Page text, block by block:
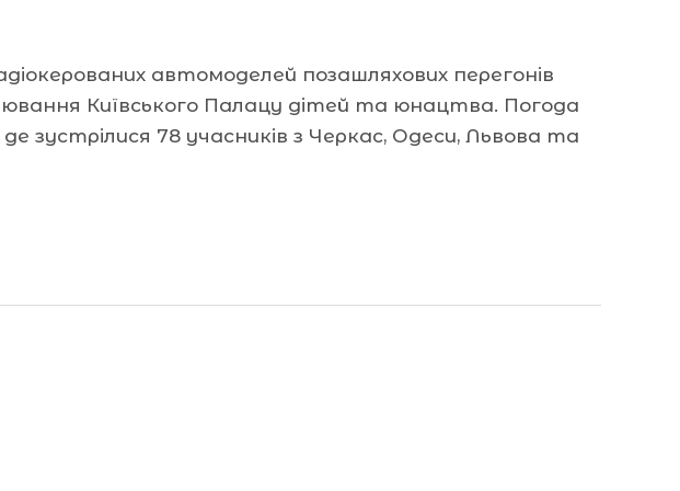
автомоделей позашляхових перегонів
Київського Палацу дітей та юнацтва. Погода
зустрілися 78 учасників з Черкас, Одеси, Львова та